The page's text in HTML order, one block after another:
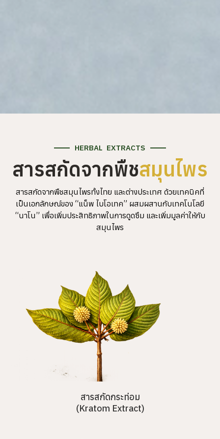
HERBAL EXTRACTS
สารสกัดจากพืชสมุนไพร
สารสกัดจากพืชสมุนไพรทั้งไทย และต่างประเทศ ด้วยเทคนิคที่
เป็นเอกลักษณ์ของ “แน็พ ไบโอเทค” ผสมผสานกับเทคโนโลยี
“นาโน” เพื่อเพิ่มประสิทธิภาพในการดูดซึม และเพิ่มมูลค่าให้กับ
สมุนไพร
สารสกัดกระท่อม
(Kratom Extract)